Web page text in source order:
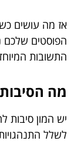
אז מה עושים
הפוסטים שלכם
התשובות
מה
יש המון סיבות
לשלל